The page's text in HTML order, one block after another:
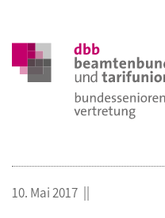
10. Mai 2017